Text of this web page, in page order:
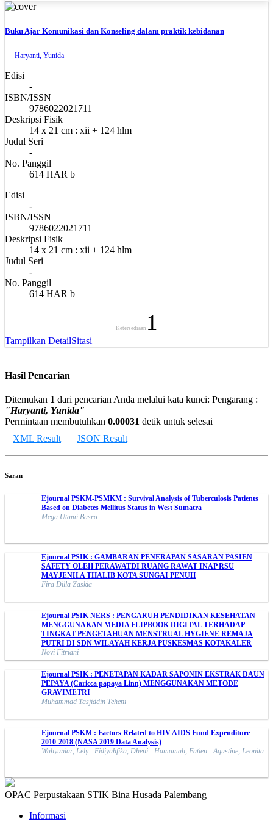
Buku Ajar Komunikasi dan Konseling dalam praktik kebidanan
Haryanti, Yunida
Edisi
-
ISBN/ISSN
9786022021711
Deskripsi Fisik
14 x 21 cm : xii + 124 hlm
Judul Seri
-
No. Panggil
614 HAR b
Edisi
-
ISBN/ISSN
9786022021711
Deskripsi Fisik
14 x 21 cm : xii + 124 hlm
Judul Seri
-
No. Panggil
614 HAR b
Ketersediaan 1
Tampilkan DetailSitasi
Hasil Pencarian
Ditemukan 1 dari pencarian Anda melalui kata kunci: Pengarang :
"Haryanti, Yunida"
Permintaan membutuhkan 0.00031 detik untuk selesai
XML Result
JSON Result
Saran
Ejournal PSKM-PSMKM : Survival Analysis of Tuberculosis Patients
Based on Diabetes Mellitus Status in West Sumatra
Mega Utami Basra
Ejournal PSIK : GAMBARAN PENERAPAN SASARAN PASIEN
SAFETY OLEH PERAWATDI RUANG RAWAT INAP RSU
MAYJENH.A THALIB KOTA SUNGAI PENUH
Fira Dilla Zaskia
Ejournal PSIK NERS : PENGARUH PENDIDIKAN KESEHATAN
MENGGUNAKAN MEDIA FLIPBOOK DIGITAL TERHADAP
TINGKAT PENGETAHUAN MENSTRUAL HYGIENE REMAJA
PUTRI DI SDN WILAYAH KERJA PUSKESMAS KOTAKALER
Novi Fitriani
Ejournal PSIK : PENETAPAN KADAR SAPONIN EKSTRAK DAUN
PEPAYA (Caricca papaya Linn) MENGGUNAKAN METODE
GRAVIMETRI
Muhammad Tasjiddin Teheni
Ejournal PSKM : Factors Related to HIV AIDS Fund Expenditure
2010-2018 (NASA 2019 Data Analysis)
Wahyuniar, Lely - Fidiyahfika, Dheni - Hamamah, Fatien - Agustine, Leonita
OPAC Perpustakaan STIK Bina Husada Palembang
Informasi